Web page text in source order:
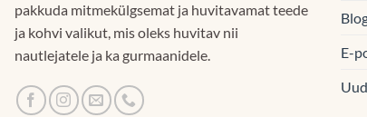
pakkuda mitmekülgsemat ja huvitavamat teede
ja kohvi valikut, mis oleks huvitav nii
nautlejatele ja ka gurmaanidele.
E-